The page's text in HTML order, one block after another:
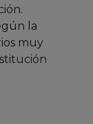
la
muy